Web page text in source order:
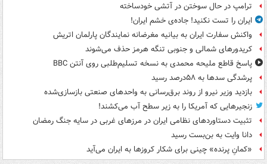
ترامپ در حال سوختن در آتشی خودساخته
ایران را تست نکنید! جاده‌ی خشم ایران!
واکنش سفارت ایران به بیانیه مغرضانه نمایندگان پارلمان اتریش
کریدورهای شمالی و جنوبی تنگه هرمز حذف می‌شوند
پاسخ قاطع ملیحه محمدی به نسخه تسلیم‌طلبی روی آنتن BBC
پرشدگی سدها به ۵۸درصد رسید
بازدید وزیر نیرو از روند برق‌رسانی به واحدهای صنعتی بازسازی‌شده
زنجیرهایی که آمریکا را به زیر سطح آب می‌کشند!
تثبیت دستاوردهای نظامی ایران در مرزهای غربی در سایه جنگ رمضان
دانا وایت به بن‌بست رسید
«کمانِ پرنده» چینی برای شکار کروزها به ایران می‌آید